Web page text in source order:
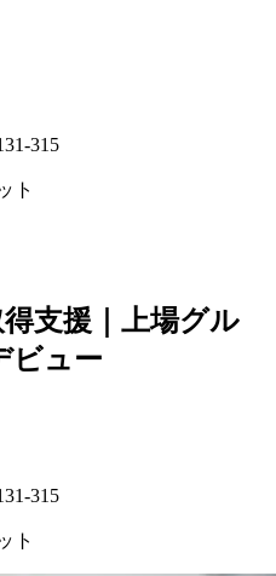
315
ト
支援｜上場グル
ビュー
315
ト